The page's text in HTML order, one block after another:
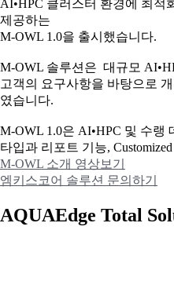
AI•HPC 클러스터 환경에 최적
제공하는
M-OWL 1.0을 출시했습니다.
M-OWL 솔루션은 대규모
고객의 요구사항을 바탕으로
였습니다.
M-OWL 1.0은 AI•HPC 및 수랭
타입과 리포트 기능,
M-OWL 소개 영상보기
엠키스코어 솔루션 문의하기
AQUAEdge Total